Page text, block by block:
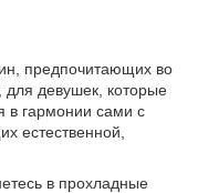
предпочитающих во
для девушек, которые
в гармонии сами с
естественной,
в прохладные